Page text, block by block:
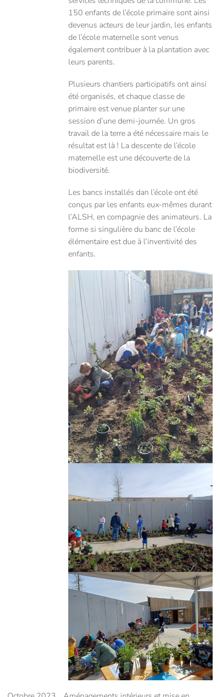
150 enfants de l’école primaire sont ainsi
devenus acteurs de leur jardin, les enfants
de l’école maternelle sont venus
également contribuer à la plantation avec
leurs parents.
Plusieurs chantiers participatifs ont ainsi
été organisés, et chaque classe de
primaire est venue planter sur une
session d’une demi-journée. Un gros
travail de la terre a été nécessaire mais le
résultat est là ! La descente de l’école
maternelle est une découverte de la
biodiversité.
Les bancs installés dan l’école ont été
conçus par les enfants eux-mêmes durant
l’ALSH, en compagnie des animateurs. La
forme si singulière du banc de l’école
élémentaire est due à l’inventivité des
enfants.